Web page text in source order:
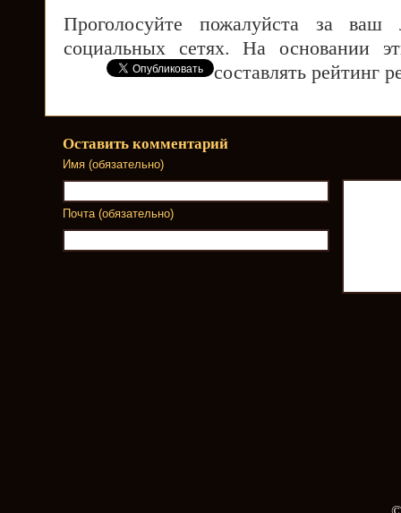
Проголосуйте пожалуйста за
социальных сетях. На основании
составлять рейтинг
Оставить комментарий
Имя (обязательно)
Почта (обязательно)